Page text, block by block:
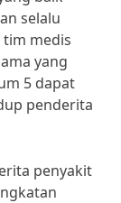
selalu
medis
yang
5 dapat
penderita
penyakit